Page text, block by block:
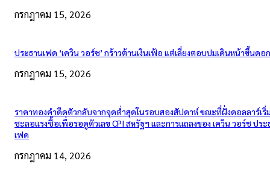
กรกฎาคม 15, 2026
ประธานเฟด ‘เควิน วอร์ช’ กร้าวต้านเงินเฟ้อ แต่เลี่ยงตอบปมเดินหน้าขึ้นดอ
กรกฎาคม 15, 2026
ราคาทองคำดีดตัวกลับจากจุดต่ำสุดในรอบสองสัปดาห์ ขณะที่ฝั่งดอลลาร์เริ่
ชะลอแรงซื้อเพื่อรอดูตัวเลข CPI สหรัฐฯ และการแถลงของ เควิน วอร์ช ประ
เฟด
กรกฎาคม 14, 2026